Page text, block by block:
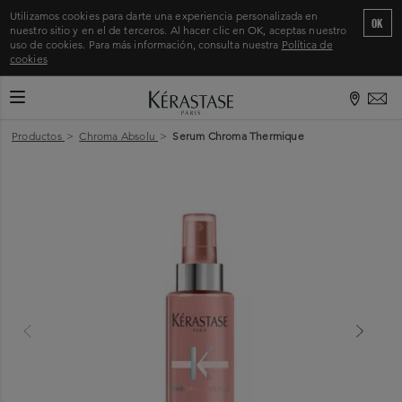
Utilizamos cookies para darte una experiencia personalizada en
nuestro sitio y en el de terceros. Al hacer clic en OK, aceptas nuestro
uso de cookies. Para más información, consulta nuestra Política de
cookies
OK
CAMBIAR MODO DE NAVEGACIÓN
Productos > Chroma Absolu > Serum Chroma Thermique